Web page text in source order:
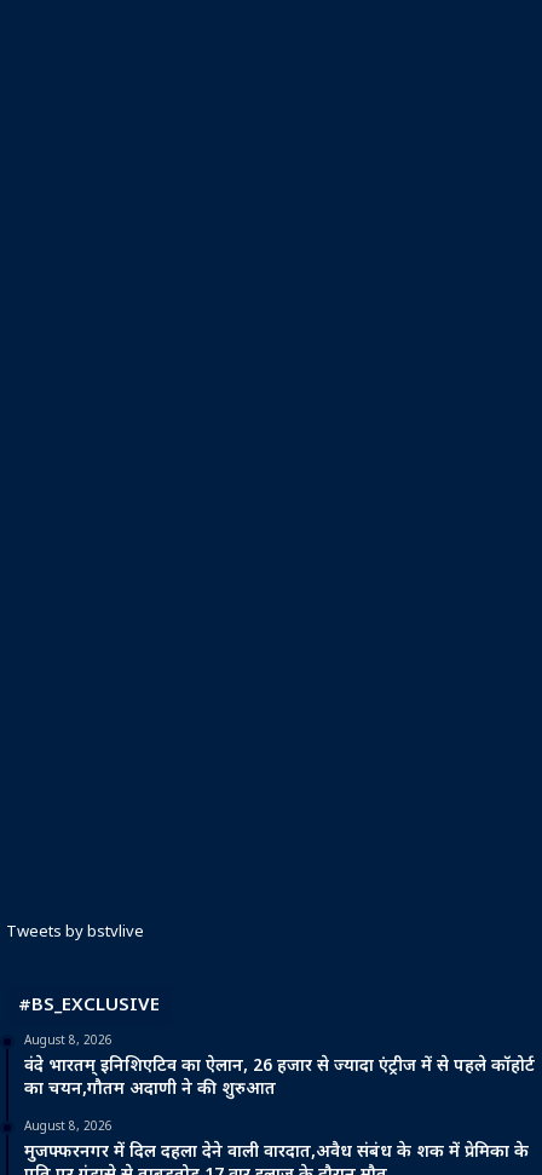
Tweets by bstvlive
#BS_EXCLUSIVE
August 8, 2026
वंदे भारतम् इनिशिएटिव का ऐलान, 26 हजार से ज्यादा एंट्रीज में से पहले कॉहोर्ट
का चयन,गौतम अदाणी ने की शुरुआत
August 8, 2026
मुजफ्फरनगर में दिल दहला देने वाली वारदात,अवैध संबंध के शक में प्रेमिका के